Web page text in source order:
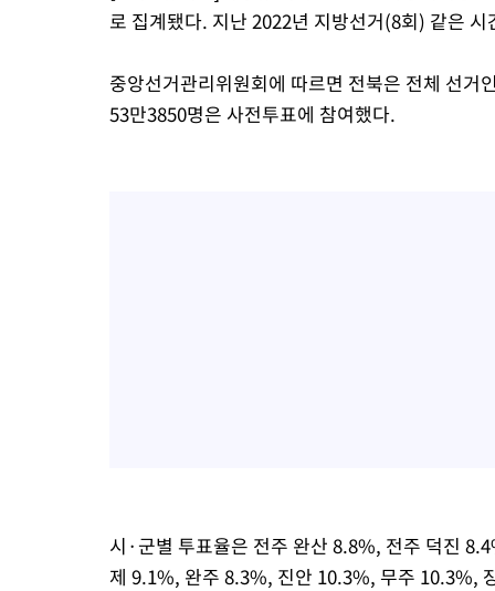
로 집계됐다. 지난 2022년 지방선거(8회) 같은
중앙선거관리위원회에 따르면 전북은 전체 선
53만3850명은 사전투표에 참여했다.
시·군별 투표율은 전주 완산 8.8%, 전주 덕진
제 9.1%, 완주 8.3%, 진안 10.3%, 무주 10.3%,